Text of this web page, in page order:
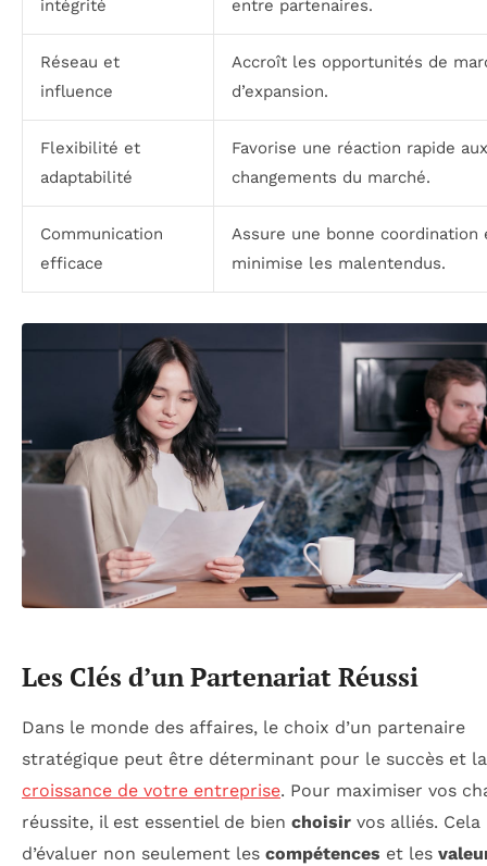
intégrité entre partenaires.
Réseau et
influence
Accroît les opportunités de
d’expansion.
Flexibilité et
adaptabilité
Favorise une réaction rapide aux
changements du marché.
Communication
efficace
Assure une bonne coordination
minimise les malentendus.
Les Clés d’un Partenariat Réussi
Dans le monde des affaires, le choix d’un partenaire
stratégique peut être déterminant pour le succès et la
croissance de votre entreprise. Pour maximiser vos
réussite, il est essentiel de bien choisir vos alliés.
d’évaluer non seulement les compétences et les